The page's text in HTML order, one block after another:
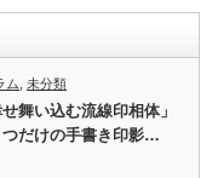
ム,未分類
舞い込む流線印相体」
つだけの手書き印影…